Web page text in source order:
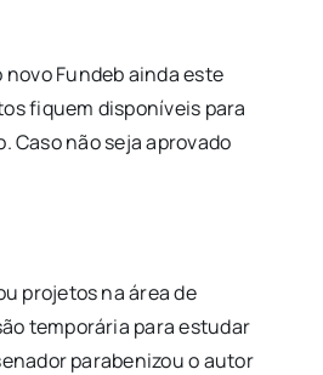
Fundeb ainda este
fiquem disponíveis para
Caso não seja aprovado
projetos na área de
temporária para estudar
parabenizou o autor